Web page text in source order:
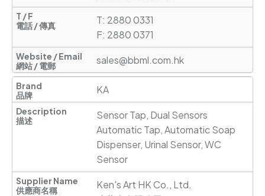
T: 2880 0331
F: 2880 0371
sales@bbml.com.hk
KA
Sensor Tap, Dual Sensors
Automatic Tap, Automatic Soap
Dispenser, Urinal Sensor, WC
Sensor
Ken's Art HK Co., Ltd.